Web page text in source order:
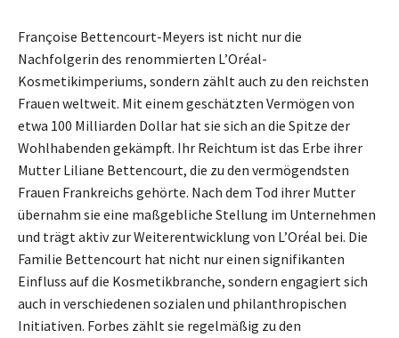
Françoise Bettencourt-Meyers ist nicht nur die
Nachfolgerin des renommierten L’Oréal-
Kosmetikimperiums, sondern zählt auch zu den reichsten
Frauen weltweit. Mit einem geschätzten Vermögen von
etwa 100 Milliarden Dollar hat sie sich an die Spitze der
Wohlhabenden gekämpft. Ihr Reichtum ist das Erbe ihrer
Mutter Liliane Bettencourt, die zu den vermögendsten
Frauen Frankreichs gehörte. Nach dem Tod ihrer Mutter
übernahm sie eine maßgebliche Stellung im Unternehmen
und trägt aktiv zur Weiterentwicklung von L’Oréal bei. Die
Familie Bettencourt hat nicht nur einen signifikanten
Einfluss auf die Kosmetikbranche, sondern engagiert sich
auch in verschiedenen sozialen und philanthropischen
Initiativen. Forbes zählt sie regelmäßig zu den